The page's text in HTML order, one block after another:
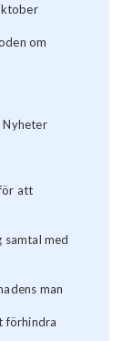
om
Nyheter
att
samtal med
man
förhindra